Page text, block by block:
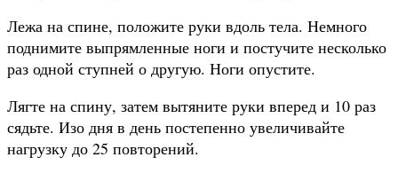
Лежа на спине, положите руки вдоль тела. Немного
поднимите выпрямленные ноги и постучите несколько
раз одной ступней о другую. Ноги опустите.
Лягте на спину, затем вытяните руки вперед и 10 раз
сядьте. Изо дня в день постепенно увеличивайте
нагрузку до 25 повторений.